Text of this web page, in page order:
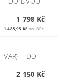
1 798 Kč
1 485,95 Kč bez DPH
– DO
2 150 Kč